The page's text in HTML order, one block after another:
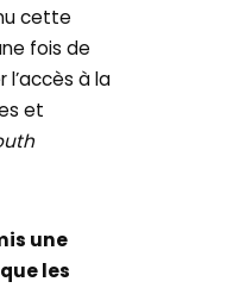
cette
fois de
l’accès à la
et
une
les